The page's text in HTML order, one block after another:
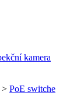
> PoE switche